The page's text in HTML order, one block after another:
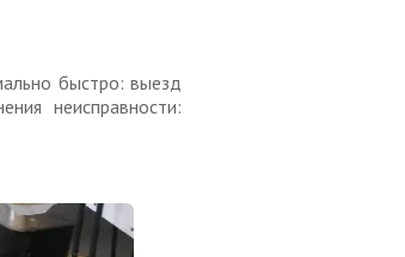
быстро: выезд
неисправности: